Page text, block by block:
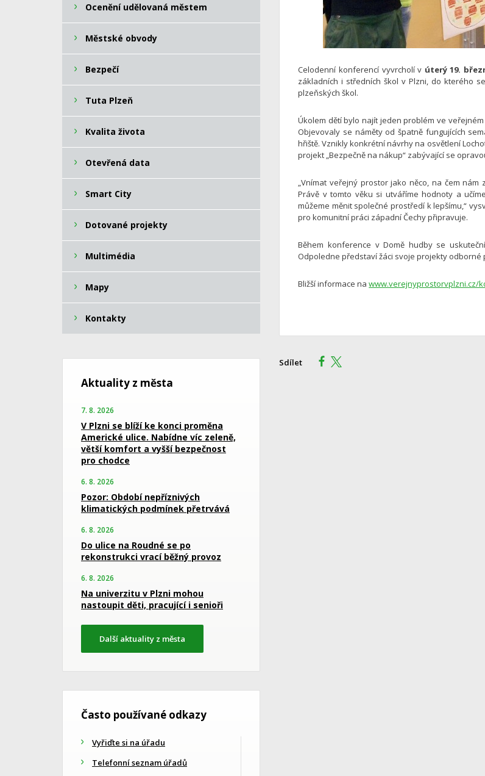
Celodenní konferencí vyvrcholí v úterý 19.
základních i středních škol v Plzni, do kterého
plzeňských škol.
Úkolem dětí bylo najít jeden problém ve
Objevovaly se náměty od špatně fungujících
hřiště. Vznikly konkrétní návrhy na osvětlení
projekt „Bezpečně na nákup“ zabývající se
„Vnímat veřejný prostor jako něco, na čem
Právě v tomto věku si utváříme hodnoty a
můžeme měnit společné prostředí k lepšímu,“
pro komunitní práci západní Čechy připravuje.
Během konference v Domě hudby se
Odpoledne představí žáci svoje projekty
Bližší informace nawww.verejnyprostorvplzni.cz/
Sdílet
Ocenění udělovaná městem
Městské obvody
Bezpečí
Tuta Plzeň
Kvalita života
Otevřená data
Smart City
Dotované projekty
Multimédia
Mapy
Kontakty
Aktuality z města
7. 8. 2026
V Plzni se blíží ke konci proměna
Americké ulice. Nabídne víc zeleně,
větší komfort a vyšší bezpečnost
pro chodce
6. 8. 2026
Pozor: Období nepříznivých
klimatických podmínek přetrvává
6. 8. 2026
Do ulice na Roudné se po
rekonstrukci vrací běžný provoz
6. 8. 2026
Na univerzitu v Plzni mohou
nastoupit děti, pracující i senioři
Další aktuality z města
Často používané odkazy
Vyřiďte si na úřadu
Telefonní seznam úřadů